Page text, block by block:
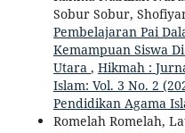
Sobur Sobur,
Pembelajaran Pai
Kemampuan Siswa
Utara , Hikmah :
Islam: Vol. 3 No. 2
Pendidikan Agama
Romelah Romelah,